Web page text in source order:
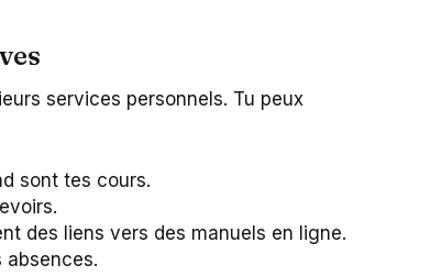
services personnels. Tu peux
sont tes cours.
des liens vers des manuels en ligne.